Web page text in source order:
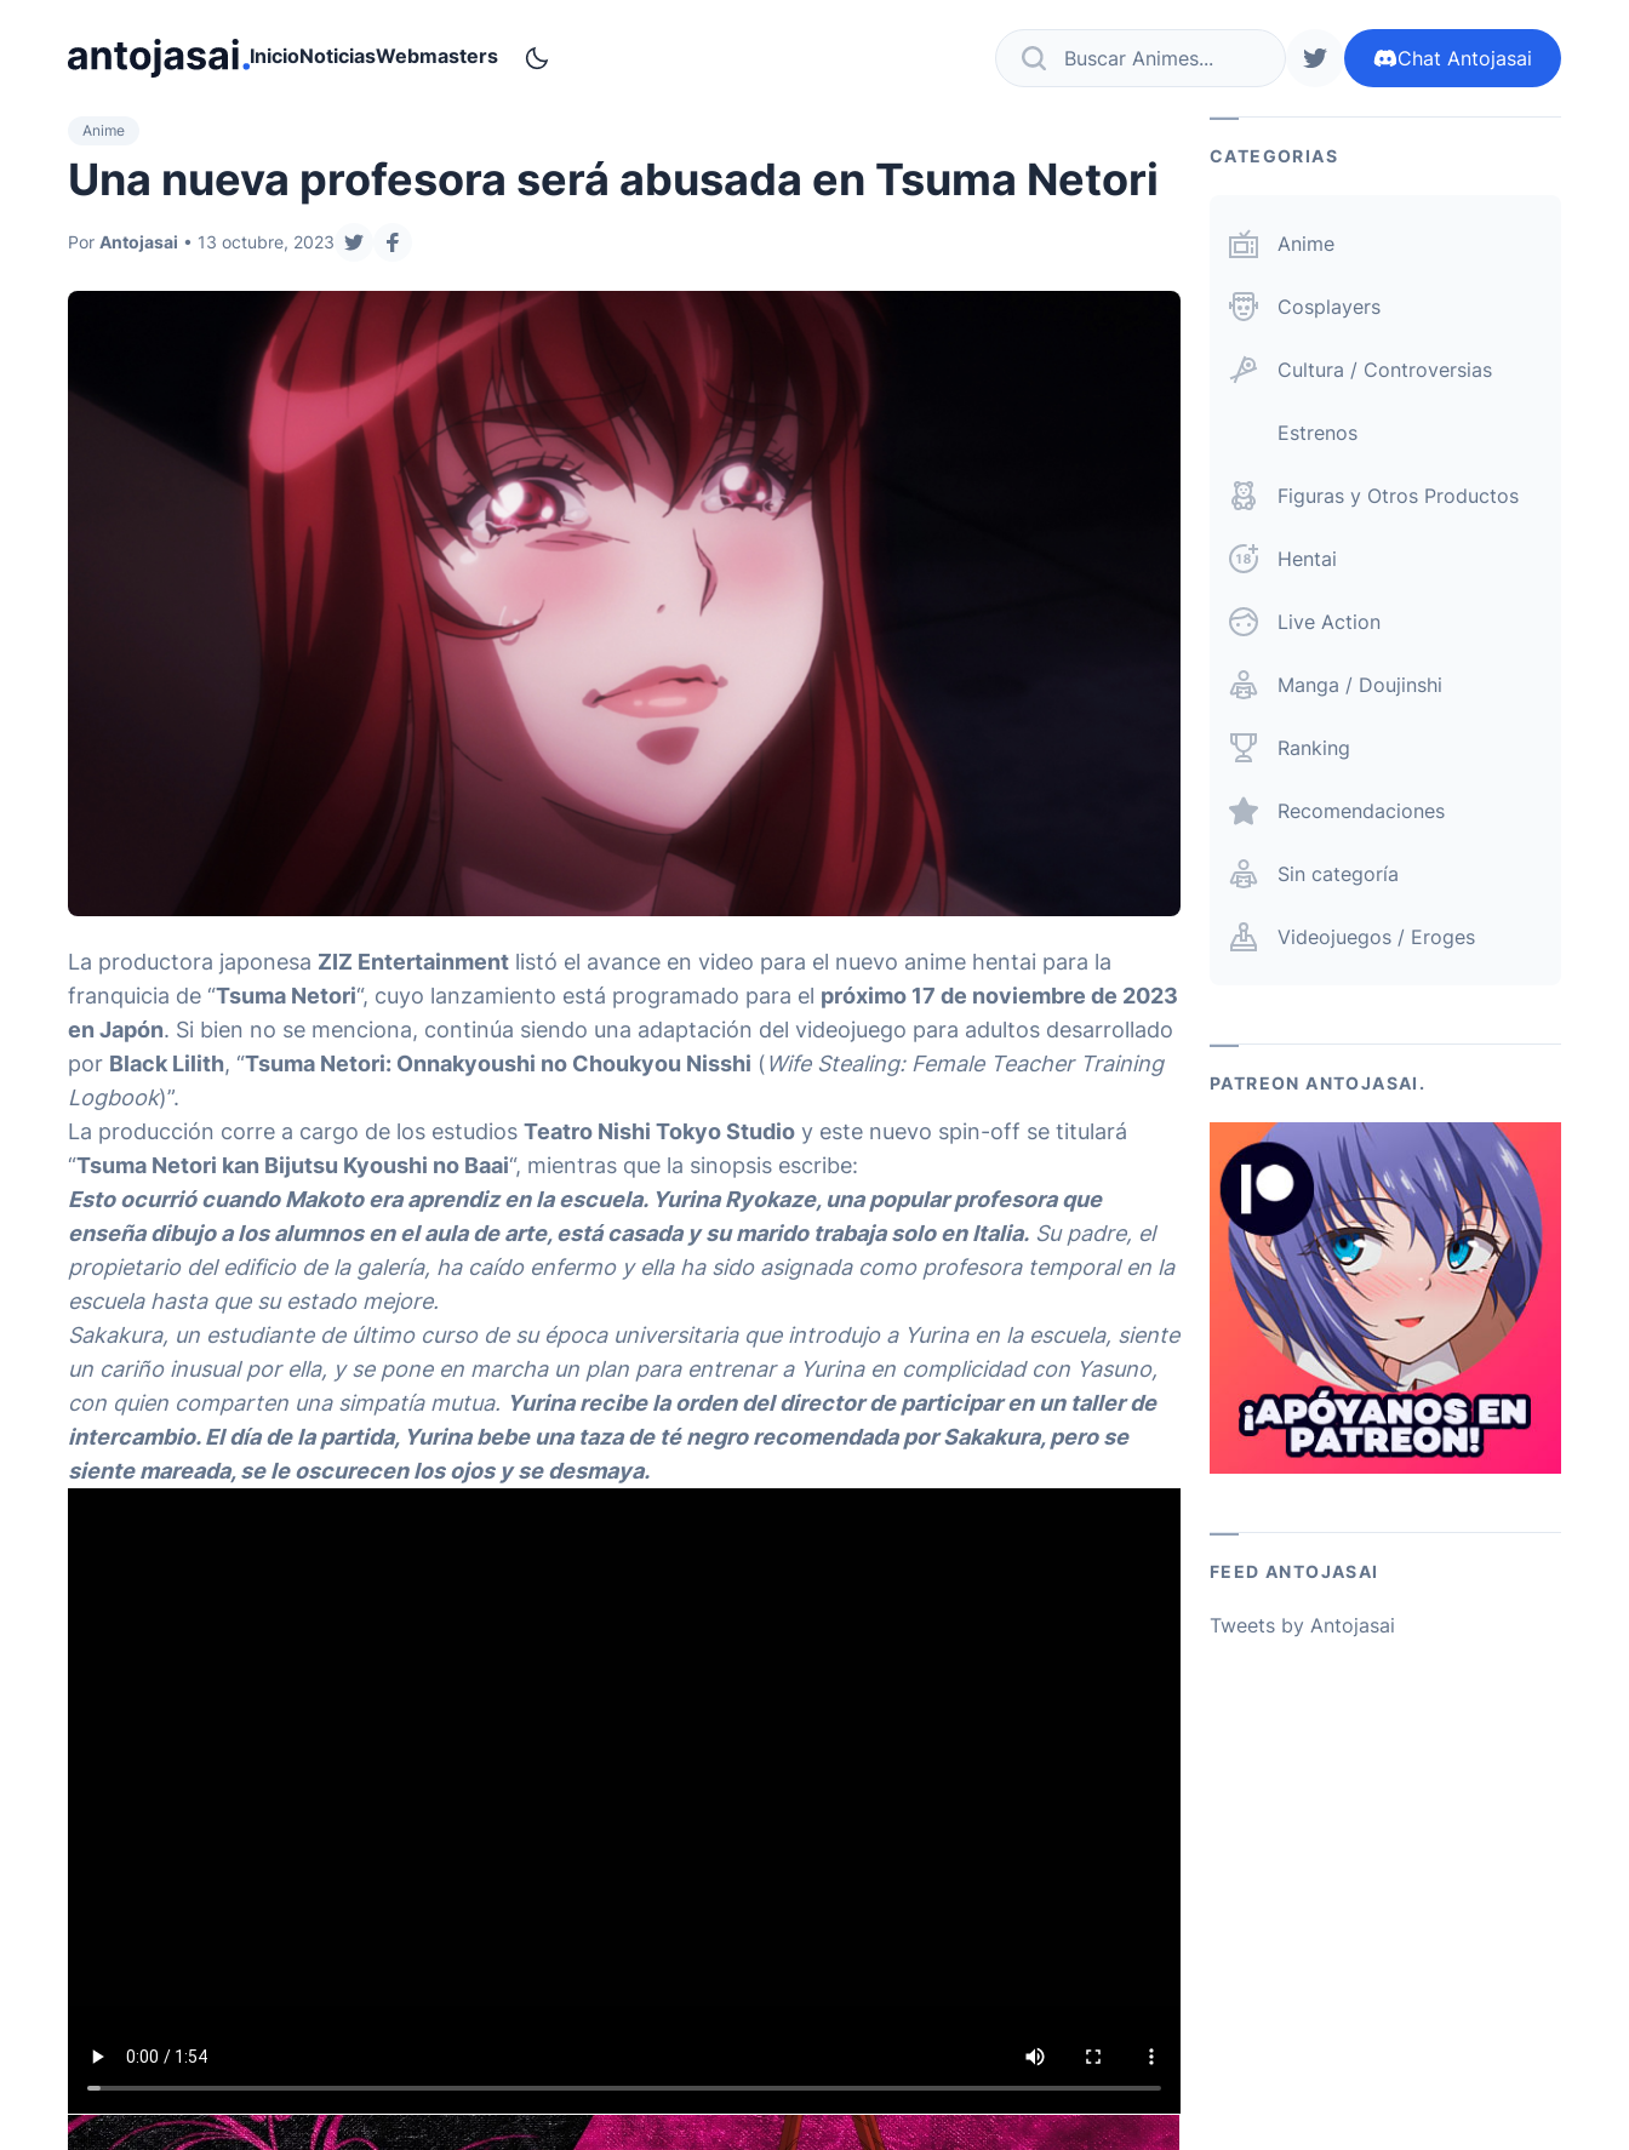
buscar ahora
InicioNoticiasWebmasters
siguenos en twitter
Chat Antojasai
modo oscuro
Anime
Una nueva profesora será abusada en Tsuma Netori
Por Antojasai • 13 octubre, 2023
compartir en twitter
compartir en facebook
La productora japonesa ZIZ Entertainment listó el avance en video para el nuevo anime hentai para la
franquicia de “Tsuma Netori“, cuyo lanzamiento está programado para el próximo 17 de noviembre de 2023
en Japón. Si bien no se menciona, continúa siendo una adaptación del videojuego para adultos desarrollado
por Black Lilith, “Tsuma Netori: Onnakyoushi no Choukyou Nisshi (Wife Stealing: Female Teacher Training
Logbook)”.
La producción corre a cargo de los estudios Teatro Nishi Tokyo Studio y este nuevo spin-off se titulará
“Tsuma Netori kan Bijutsu Kyoushi no Baai“, mientras que la sinopsis escribe:
Esto ocurrió cuando Makoto era aprendiz en la escuela. Yurina Ryokaze, una popular profesora que
enseña dibujo a los alumnos en el aula de arte, está casada y su marido trabaja solo en Italia. Su padre, el
propietario del edificio de la galería, ha caído enfermo y ella ha sido asignada como profesora temporal en la
escuela hasta que su estado mejore.
Sakakura, un estudiante de último curso de su época universitaria que introdujo a Yurina en la escuela, siente
un cariño inusual por ella, y se pone en marcha un plan para entrenar a Yurina en complicidad con Yasuno,
con quien comparten una simpatía mutua. Yurina recibe la orden del director de participar en un taller de
intercambio. El día de la partida, Yurina bebe una taza de té negro recomendada por Sakakura, pero se
siente mareada, se le oscurecen los ojos y se desmaya.
CATEGORIAS
Anime
Cosplayers
Cultura / Controversias
Estrenos
Figuras y Otros Productos
Hentai
Live Action
Manga / Doujinshi
Ranking
Recomendaciones
Sin categoría
Videojuegos / Eroges
PATREON ANTOJASAI.
FEED ANTOJASAI
Tweets by Antojasai